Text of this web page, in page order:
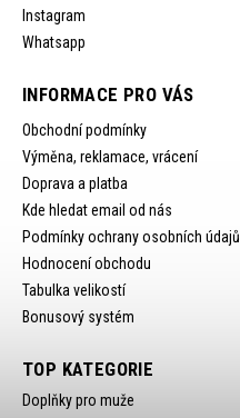
Instagram
Whatsapp
INFORMACE PRO VÁS
Obchodní podmínky
Výměna, reklamace, vrácení
Doprava a platba
Kde hledat email od nás
Podmínky ochrany osobních údajů
Hodnocení obchodu
Tabulka velikostí
Bonusový systém
TOP KATEGORIE
Doplňky pro muže